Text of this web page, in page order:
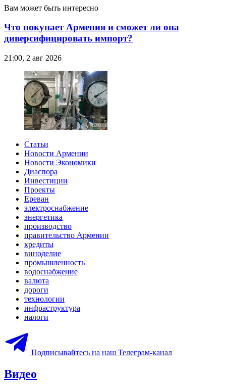
Вам может быть интересно
Что покупает Армения и сможет ли она
диверсифицировать импорт?
21:00, 2 авг 2026
Статьи
Новости Армении
Новости Экономики
Диаспора
Инвестиции
Проекты
Ереван
электроснабжение
энергетика
производство
правительство Армении
кредиты
виноделие
промышленность
водоснабжение
валюта
дороги
технологии
инфраструктура
налоги
Подписывайтесь на наш Телеграм-канал
Видео